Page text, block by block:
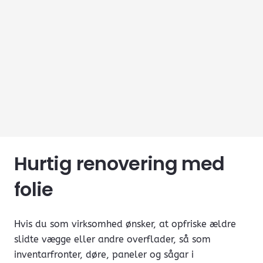
Hurtig renovering med
folie
Hvis du som virksomhed ønsker, at opfriske ældre
slidte vægge eller andre overflader, så som
inventarfronter, døre, paneler og sågar i